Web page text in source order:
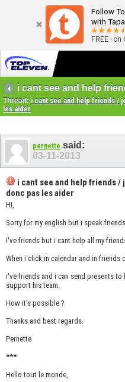
Follow
with
FREE - on
Thread: i cant see and help friends /
les aider
pernette said:
03-11-2013
i cant see and help friends /
donc pas les aider
Hi,
Sorry for my english but i speak
I've friends but i cant help all my
When i click in calendar and in friends
i've friends and i can send presents to
support his team.
How it's possible ?
Thanks and best regards.
Pernette
***
Hello tout le monde,